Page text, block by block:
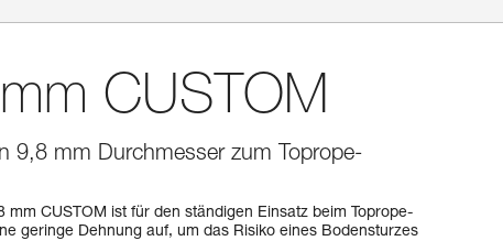
CUSTOM
9,8 mm Durchmesser zum Toprope-
mm CUSTOM ist für den ständigen Einsatz beim Toprope-
geringe Dehnung auf, um das Risiko eines Bodensturzes